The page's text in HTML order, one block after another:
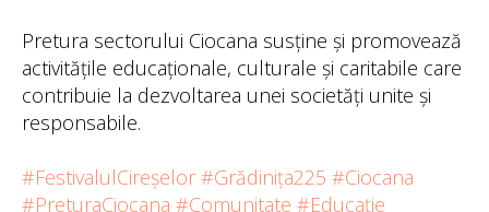
Pretura sectorului Ciocana susține și promovează
activitățile educaționale, culturale și caritabile care
contribuie la dezvoltarea unei societăți unite și
responsabile.
#FestivalulCireșelor #Grădinița225 #Ciocana
#PreturaCiocana #Comunitate #Educație